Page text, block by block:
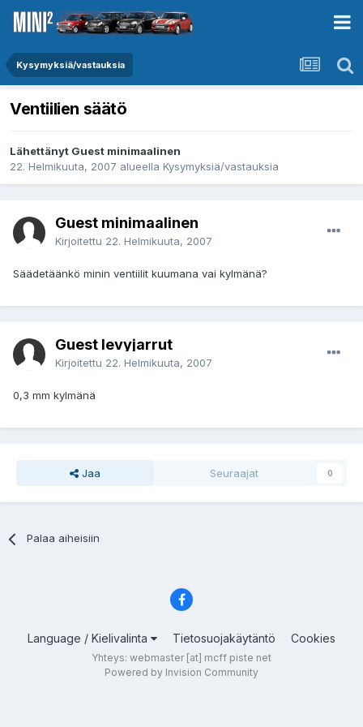
Kysymyksiä/vastauksia
Ventiilien säätö
Lähettänyt Guest minimaalinen
22. Helmikuuta, 2007 alueella Kysymyksiä/vastauksia
Guest minimaalinen
Kirjoitettu 22. Helmikuuta, 2007
Säädetäänkö minin ventiilit kuumana vai kylmänä?
Guest levyjarrut
Kirjoitettu 22. Helmikuuta, 2007
0,3 mm kylmänä
Jaa Seuraajat 0
Palaa aiheisiin
Language / Kielivalinta Tietosuojakäytäntö Cookies
Yhteys: webmaster [at] mcff piste net
Powered by Invision Community